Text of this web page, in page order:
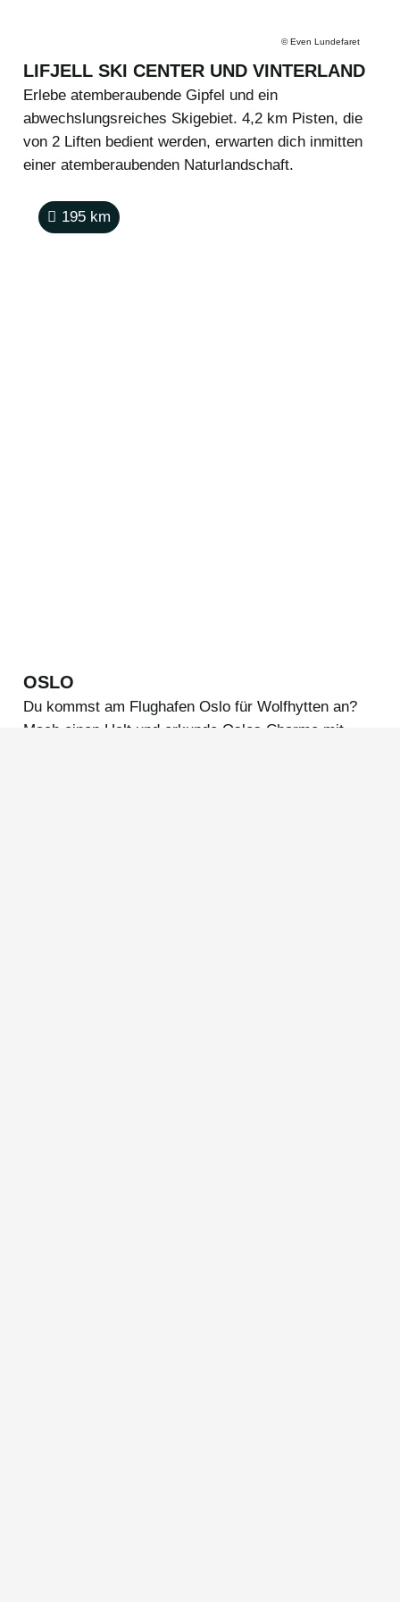
©Even Lundefaret
LIFJELL SKI CENTER UND VINTERLAND
Erlebe atemberaubende Gipfel und ein
abwechslungsreiches Skigebiet. 4,2 km Pisten, die
von 2 Liften bedient werden, erwarten dich inmitten
einer atemberaubenden Naturlandschaft.
195 km
OSLO
Du kommst am Flughafen Oslo für Wolfhytten an?
Mach einen Halt und erkunde Oslos Charme mit